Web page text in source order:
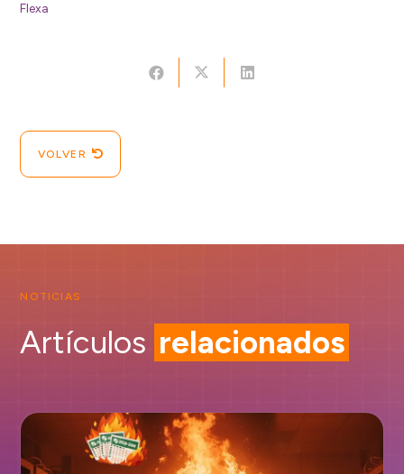
Flexa
VOLVER
NOTICIAS
Artículos relacionados